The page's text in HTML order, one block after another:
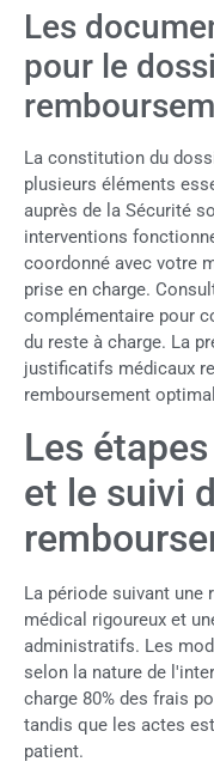
Les
pour le
La constitution du
plusieurs éléments
auprès de la Sécurité
interventions
coordonné avec votre
prise en charge.
complémentaire pour
du reste à charge. La
justificatifs médicaux
remboursement
Les
et le suivi
La période suivant
médical rigoureux et
administratifs. Les
selon la nature de
charge 80% des frais
tandis que les actes
patient.